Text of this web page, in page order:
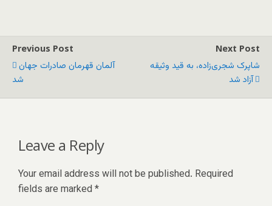
Previous Post
آلمان قهرمان صادرات جهان
شد
Next Post
شاپرک شجری‌زاده، به قید وثیقه
آزاد شد
Leave a Reply
Your email address will not be published. Required
fields are marked *